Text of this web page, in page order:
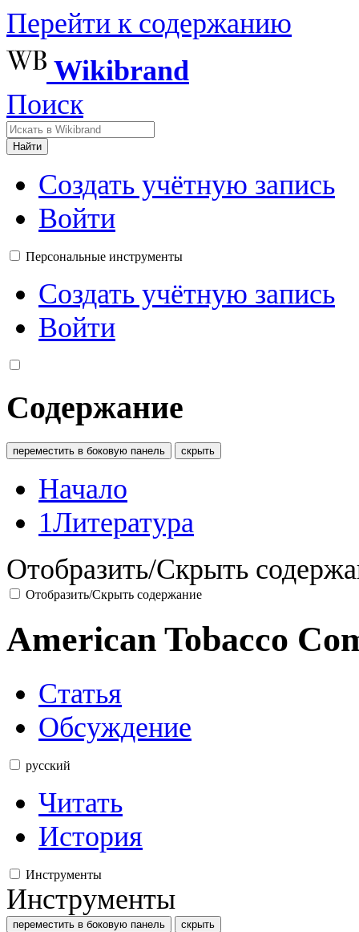
Перейти к содержанию
Wikibrand
Поиск
Найти
Создать учётную запись
Войти
Персональные инструменты
Создать учётную запись
Войти
Содержание
переместить в боковую панель скрыть
Начало
1Литература
Отобразить/Скрыть
Отобразить/Скрыть содержание
American Tobacco
Статья
Обсуждение
русский
Читать
История
Инструменты
Инструменты
переместить в боковую панель скрыть